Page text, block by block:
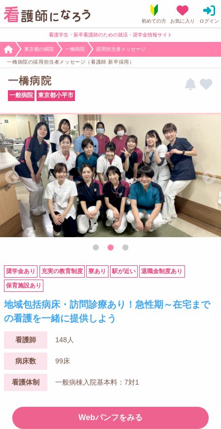
看護学生・新卒看護師のための就活・奨学金情報サイト
東京都の病院 一橋病院 採用担当者メッセージ
一橋病院の採用担当者メッセージ（看護師 新卒採用）
一橋病院
一般病院 東京都小平市
奨学金あり 充実の教育制度 寮あり 駅が近い 退職金制度あり
保育施設あり
地域包括病床・訪問診療あり！急性期～在宅まで
の看護を一緒に提供しよう
看護師 148人
病床数 99床
看護体制 一般病棟入院基本料：7対1
Webパンフをみる